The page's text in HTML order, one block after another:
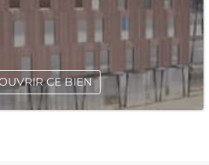
CE BIEN